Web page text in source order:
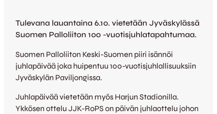
Tulevana lauantaina 6.10. vietetään Jyväskylässä
Suomen Palloliiton 100 -vuotisjuhlatapahtumaa.
Suomen Palloliiton Keski-Suomen piiri isännöi
juhlapäivää joka huipentuu 100-vuotisjuhlallisuuksiin
Jyväskylän Paviljongissa.
Juhlapäivää vietetään myös Harjun Stadionilla.
Ykkösen ottelu JJK-RoPS on päivän juhlaottelu johon